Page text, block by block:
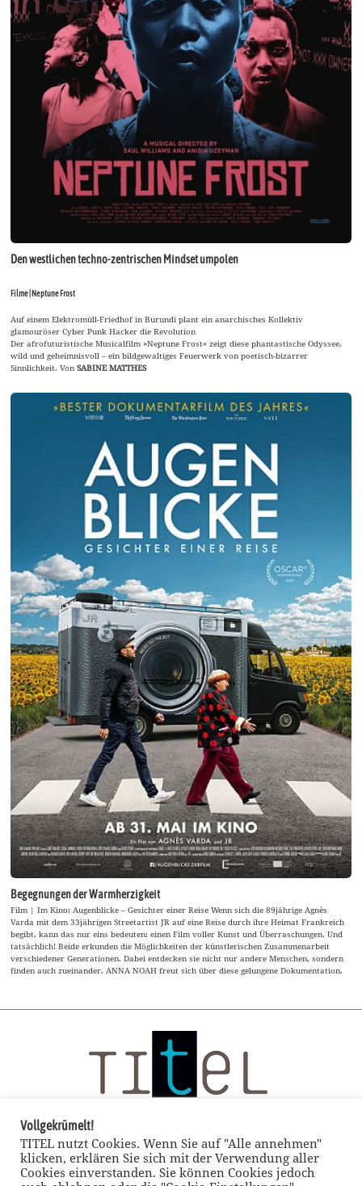
Den westlichen techno-zentrischen Mindset umpolen
Filme | Neptune Frost
Auf einem Elektromüll-Friedhof in Burundi plant ein anarchisches Kollektiv
glamouröser Cyber Punk Hacker die Revolution
Der afrofuturistische Musicalfilm »Neptune Frost« zeigt diese phantastische Odyssee,
wild und geheimnisvoll – ein bildgewaltiges Feuerwerk von poetisch-bizarrer
Sinnlichkeit. VonSABINE MATTHES
Begegnungen der Warmherzigkeit
Film | Im Kino: Augenblicke – Gesichter einer Reise Wenn sich die 89jährige Agnès
Varda mit dem 33jährigen Streetartist JR auf eine Reise durch ihre Heimat Frankreich
begibt, kann das nur eins bedeuten: einen Film voller Kunst und Überraschungen. Und
tatsächlich! Beide erkunden die Möglichkeiten der künstlerischen Zusammenarbeit
verschiedener Generationen. Dabei entdecken sie nicht nur andere Menschen, sondern
finden auch zueinander. ANNA NOAH freut sich über diese gelungene Dokumentation.
Vollgekrümelt!
TITEL nutzt Cookies. Wenn Sie auf "Alle annehmen"
klicken, erklären Sie sich mit der Verwendung aller
Cookies einverstanden. Sie können Cookies jedoch